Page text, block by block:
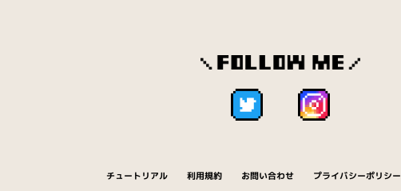
チュートリアル 利用規約 お問い合わせ プライバシーポリシー